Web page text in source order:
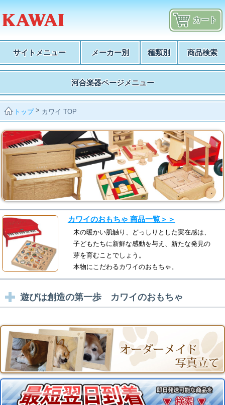
カート
サイトメニュー メーカー別 種類別 商品検索
河合楽器ページメニュー
トップ> カワイ TOP
カワイのおもちゃ 商品一覧＞＞
木の暖かい肌触り、どっしりとした実在感は、
子どもたちに新鮮な感動を与え、新たな発見の
芽を育むことでしょう。
本物にこだわるカワイのおもちゃ。
遊びは創造の第一歩 カワイのおもちゃ